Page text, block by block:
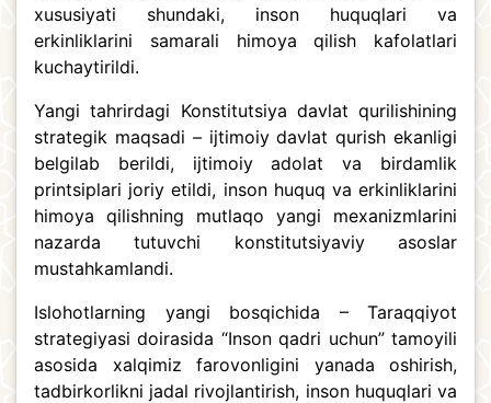
xususiyati shundaki, inson huquqlari va
erkinliklarini samarali himoya qilish kafolatlari
kuchaytirildi.
Yangi tahrirdagi Konstitutsiya davlat qurilishining
strategik maqsadi – ijtimoiy davlat qurish ekanligi
belgilab berildi, ijtimoiy adolat va birdamlik
printsiplari joriy etildi, inson huquq va erkinliklarini
himoya qilishning mutlaqo yangi mexanizmlarini
nazarda tutuvchi konstitutsiyaviy asoslar
mustahkamlandi.
Islohotlarning yangi bosqichida – Taraqqiyot
strategiyasi doirasida “Inson qadri uchun” tamoyili
asosida xalqimiz farovonligini yanada oshirish,
tadbirkorlikni jadal rivojlantirish, inson huquqlari va